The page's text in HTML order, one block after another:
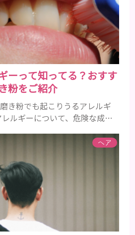
ーって知ってる？おすす
粉をご紹介
き粉でも起こりうるアレルギ
ルギーについて、危険な成分
こすおそれのある成分 まず、
に含まれているどの成分にア
おそれがあるのかを説明しま
の表面のエナメルを守り強くし
を持つ成分 •香味料 ･･･歯磨き
ヘア